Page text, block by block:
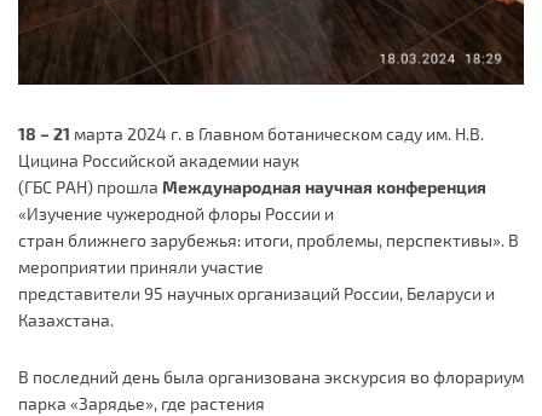
18 – 21 марта 2024 г. в Главном ботаническом саду им. Н.В.
Цицина Российской академии наук
(ГБС РАН) прошла Международная научная конференция
«Изучение чужеродной флоры России и
стран ближнего зарубежья: итоги, проблемы, перспективы». В
мероприятии приняли участие
представители 95 научных организаций России, Беларуси и
Казахстана.
В последний день была организована экскурсия во флорариум
парка «Зарядье», где растения